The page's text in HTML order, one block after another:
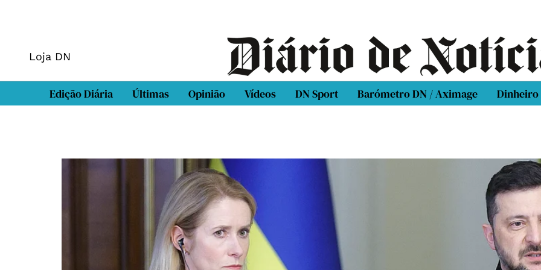
Loja DN
Edição Diária Últimas Opinião Vídeos DN Sport Barómetro DN / Aximage Dinheiro